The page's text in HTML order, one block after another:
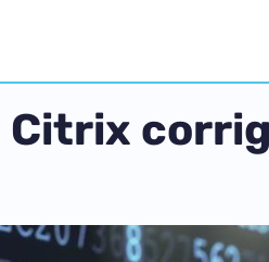
Citrix